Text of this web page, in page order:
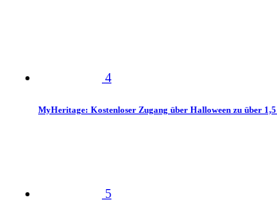
4
MyHeritage: Kostenloser Zugang über Halloween zu über
5